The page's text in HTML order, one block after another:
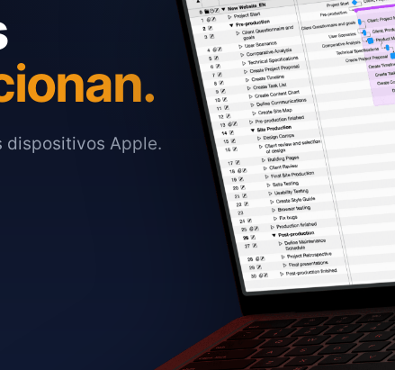
dispositivos Apple.